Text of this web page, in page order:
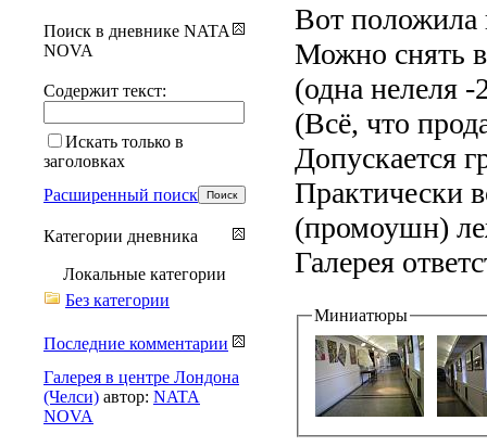
Вот положила
Можно снять
(одна нелеля
(Всё, что
Допускается
Практически
(промоушн)
Галерея
Миниатюры
Поиск в дневнике NATA
NOVA
Содержит текст:
Искать только в
заголовках
Расширенный поиск
Категории дневника
Локальные категории
Без категории
Последние комментарии
Галерея в центре Лондона
(Челси) автор: NATA
NOVA